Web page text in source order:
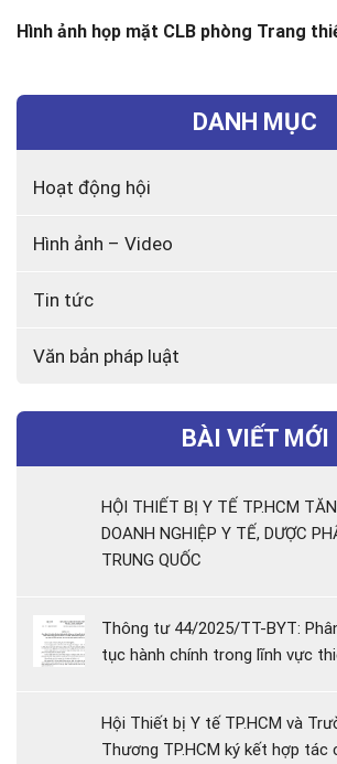
DANH MỤC
Hoạt động hội
Hình ảnh – Video
Tin tức
Văn bản pháp luật
BÀI VIẾT MỚI
HỘI THIẾT BỊ Y TẾ TP.HCM
DOANH NGHIỆP Y TẾ, DƯỢC
TRUNG QUỐC
Thông tư 44/2025/TT-BYT:
tục hành chính trong lĩnh vực
Hội Thiết bị Y tế TP.HCM và
Thương TP.HCM ký kết hợp tác
Hình ảnh họp mặt CLB phòng Trang